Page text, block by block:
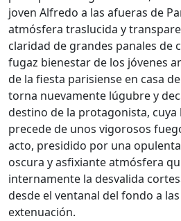
joven Alfredo a las afueras de
atmósfera traslucida y
claridad de grandes panales de
fugaz bienestar de los jóvenes
de la fiesta parisiense en casa
torna nuevamente lúgubre y
destino de la protagonista,
precede de unos vigorosos
acto, presidido por una
oscura y asfixiante atmósfera
internamente la desvalida
desde el ventanal del fondo a
extenuación.